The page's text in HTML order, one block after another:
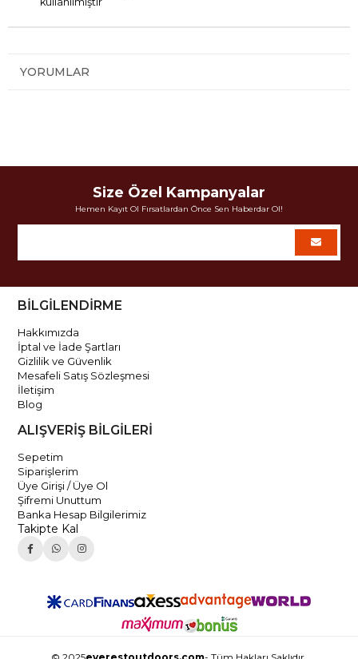
YORUMLAR
Size Özel Kampanyalar
Hemen Kayıt Ol Fırsatlardan Önce Sen Haberdar Ol!
BİLGİLENDİRME
Hakkımızda
İptal ve İade Şartları
Gizlilik ve Güvenlik
Mesafeli Satış Sözleşmesi
İletişim
Blog
ALIŞVERİŞ BİLGİLERİ
Sepetim
Siparişlerim
Üye Girişi / Üye Ol
Şifremi Unuttum
Banka Hesap Bilgilerimiz
Takipte Kal